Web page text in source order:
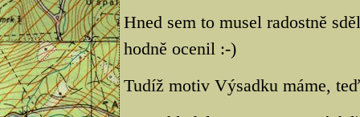
Hned sem to musel radostně
hodně ocenil :-)
Tudíž motiv Výsadku máme,